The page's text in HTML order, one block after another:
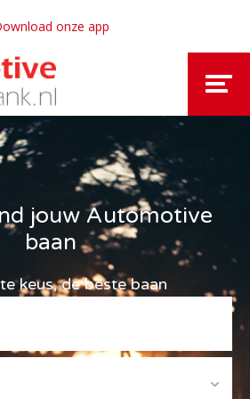
onze app
jouw Automotive
baan
keus, de beste baan